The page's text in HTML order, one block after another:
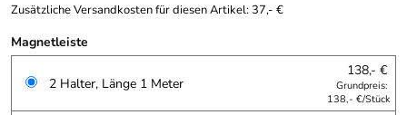
Zusätzliche Versandkosten für diesen Artikel: 37,- €
Magnetleiste
2 Halter, Länge 1 Meter
138,- €
Grundpreis:
138,- €/Stück